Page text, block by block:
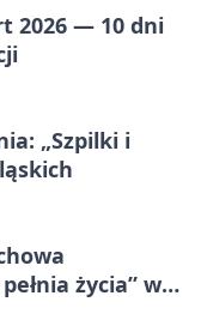
2026 — 10 dni
„Szpilki i
życia” w